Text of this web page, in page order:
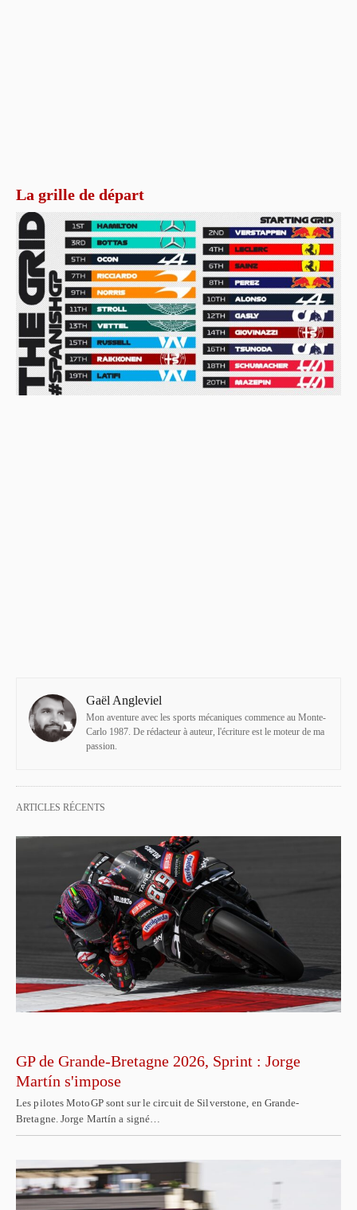
La grille de départ
Gaël Angleviel
Mon aventure avec les sports mécaniques commence au Monte-
Carlo 1987. De rédacteur à auteur, l'écriture est le moteur de ma
passion.
ARTICLES RÉCENTS
GP de Grande-Bretagne 2026, Sprint : Jorge
Martín s'impose
Les pilotes MotoGP sont sur le circuit de Silverstone, en Grande-
Bretagne. Jorge Martín a signé…